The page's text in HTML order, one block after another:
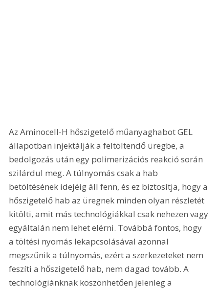
Az Aminocell-H hőszigetelő műanyaghabot GEL
állapotban injektálják a feltöltendő üregbe, a
bedolgozás után egy polimerizációs reakció során
szilárdul meg. A túlnyomás csak a hab
betöltésének idejéig áll fenn, és ez biztosítja, hogy a
hőszigetelő hab az üregnek minden olyan részletét
kitölti, amit más technológiákkal csak nehezen vagy
egyáltalán nem lehet elérni. Továbbá fontos, hogy
a töltési nyomás lekapcsolásával azonnal
megszűnik a túlnyomás, ezért a szerkezeteket nem
feszíti a hőszigetelő hab, nem dagad tovább. A
technológiánknak köszönhetően jelenleg a